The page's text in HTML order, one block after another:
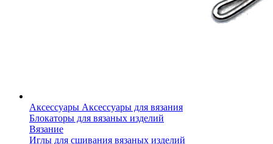
Аксессуары Аксессуары для вязания
Блокаторы для вязаных изделий
Вязание
Иглы для сшивания вязаных изделий